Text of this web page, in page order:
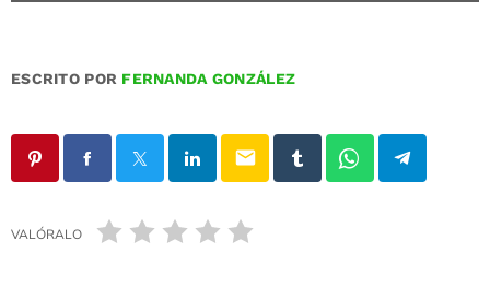
ESCRITO POR FERNANDA GONZÁLEZ
email
VALÓRALO